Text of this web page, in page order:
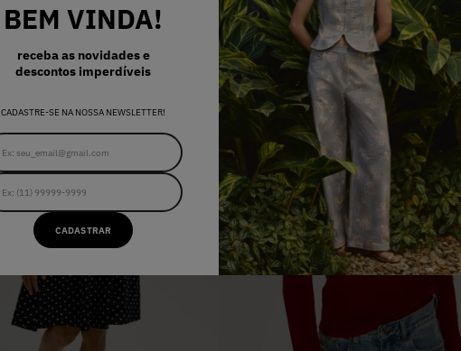
BEM VINDA!
receba as novidades e
descontos imperdíveis
CADASTRE-SE NA NOSSA NEWSLETTER!
CADASTRAR